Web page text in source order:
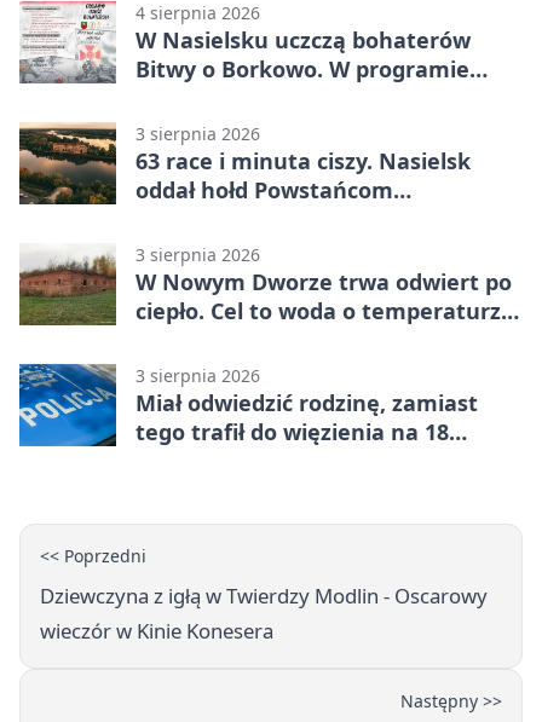
4 sierpnia 2026
W Nasielsku uczczą bohaterów
Bitwy o Borkowo. W programie
3 sierpnia 2026
63 race i minuta ciszy. Nasielsk
oddał hołd Powstańcom
3 sierpnia 2026
W Nowym Dworze trwa odwiert po
ciepło. Cel to woda o temperaturze
3 sierpnia 2026
Miał odwiedzić rodzinę, zamiast
tego trafił do więzienia na 18
<< Poprzedni
Dziewczyna z igłą w Twierdzy Modlin - Oscarowy
wieczór w Kinie Konesera
Następny >>